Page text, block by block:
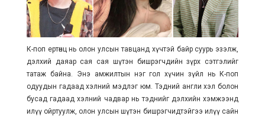
К-поп ертөнц нь олон улсын тавцанд хүчтэй байр суурь эзэлж,
дэлхий даяар сая сая шүтэн бишрэгчдийн зүрх сэтгэлийг
татаж байна. Энэ амжилтын нэг гол хүчин зүйл нь К-поп
одуудын гадаад хэлний мэдлэг юм. Тэдний англи хэл болон
бусад гадаад хэлний чадвар нь тэднийг дэлхийн хэмжээнд
илүү ойртуулж, олон улсын шүтэн бишрэгчидтэйгээ илүү сайн